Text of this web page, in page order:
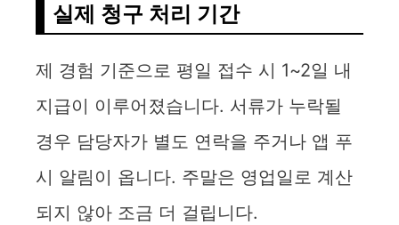
실제 청구 처리 기간
제 경험 기준으로 평일 접수 시 1~2일 내
지급이 이루어졌습니다. 서류가 누락될
경우 담당자가 별도 연락을 주거나 앱 푸
시 알림이 옵니다. 주말은 영업일로 계산
되지 않아 조금 더 걸립니다.